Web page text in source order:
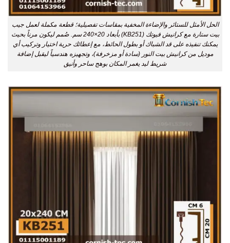
الحل الأمثل للستائر والإضاءة المخفية بمقاسات تفصيلية؛ قطعة مكملة لعمل جيب
بيت ستارة مع كرانيش فيوتك (KB251) بأبعاد 20×240 سم. صُمم ليكون مرناً بحيث
يمكنك تنفيذه على قد الشباك أو بطول الحائط، مع إعطائك حرية اختيار وتركيب أي
موديل من كرانيش بيت النور (سادة أو مزخرفة)، وتجهيزه هندسياً ليقبل إضافة
شريط ليد يغمر المكان بوهج ساحر وأنيق